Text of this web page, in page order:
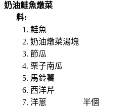
奶油鮭魚燉菜
料:
1. 鮭魚
2. 奶油燉菜湯塊
3. 節瓜
4. 栗子南瓜
5. 馬鈴薯
6. 西洋芹
7. 洋蔥 半個